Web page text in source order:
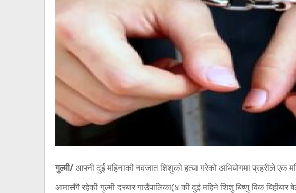
गुल्मी/आफ्नी दुई महिनाकी नवजात शिशुको हत्या गरेको अभियोगमा प्रहरीले एक
आमासँगै रहेकी गुल्मी दरबार गाउँपालिका(४ की दुई महिने शिशुु बिष्णु विक